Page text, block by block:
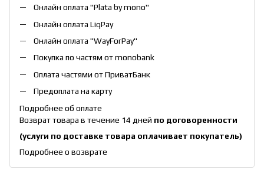
Онлайн оплата "Plata by mono"
Онлайн оплата LiqPay
Онлайн оплата "WayForPay"
Покупка по частям от monobank
Оплата частями от ПриватБанк
Предоплата на карту
Подробнее об оплате
Возврат товара в течение 14 дней по договоренности
(услуги по доставке товара оплачивает покупатель)
Подробнее о возврате